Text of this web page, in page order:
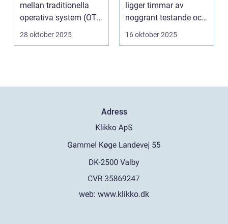
mellan traditionella
operativa system (OT)
och mod...
28 oktober 2025
ligger timmar av
noggrant testande och
kvalitetssäkring. S...
16 oktober 2025
Adress
web: www.klikko.dk